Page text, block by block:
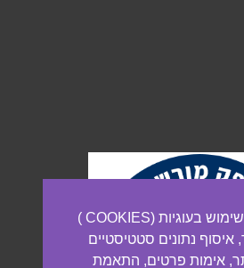
לידיעתך אנו עושים שימוש בעוגיות (COOKIES )
נתונים סטטיסטיים
אימות פרטים, התאמת